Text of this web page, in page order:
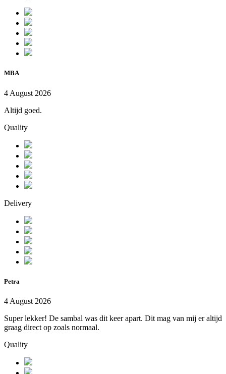
MBA
4 August 2026
Altijd goed.
Quality
Delivery
Petra
4 August 2026
Super lekker! De sambal was dit keer apart. Dit mag van mij er altijd
graag direct op zoals normaal.
Quality